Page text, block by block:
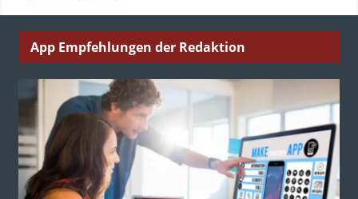
App Empfehlungen der Redaktion